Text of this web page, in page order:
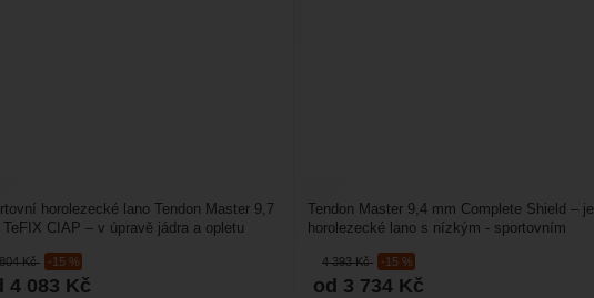
Kč -15 %
4 083 Kč
horolezecké lano Tendon Master 9,7
TeFIX CIAP – v úpravě jádra a opletu
4 393Kč -15 %
od 3 734 Kč
Tendon Master 9,4 mm Complete Shield – je
horolezecké lano s nízkým - sportovním